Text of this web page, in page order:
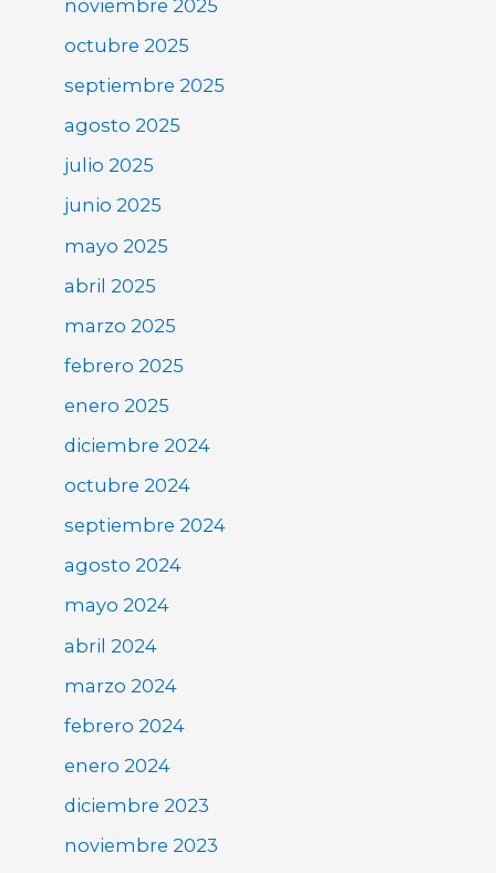
noviembre 2025
octubre 2025
septiembre 2025
agosto 2025
julio 2025
junio 2025
mayo 2025
abril 2025
marzo 2025
febrero 2025
enero 2025
diciembre 2024
octubre 2024
septiembre 2024
agosto 2024
mayo 2024
abril 2024
marzo 2024
febrero 2024
enero 2024
diciembre 2023
noviembre 2023